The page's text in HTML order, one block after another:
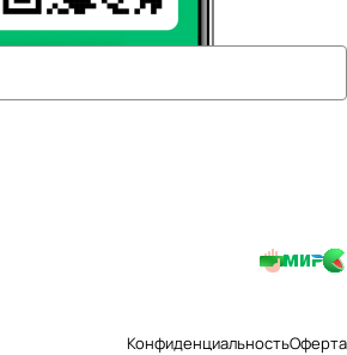
КонфиденциальностьОферта